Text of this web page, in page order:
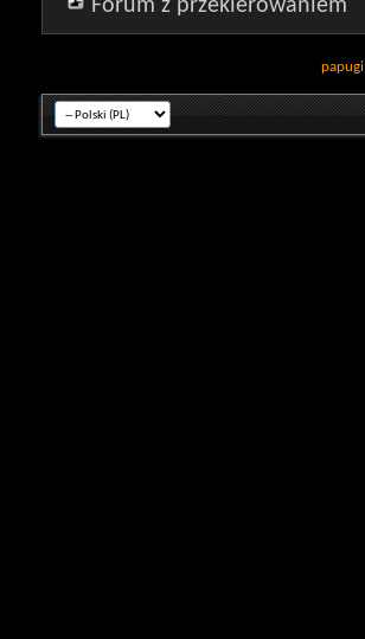
Forum z przekierowaniem
papugi